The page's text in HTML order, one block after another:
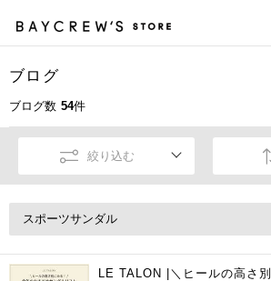
ブログ
ブログ数 54件
絞り込む
スポーツサンダル
LE TALON |＼ヒールの高さ